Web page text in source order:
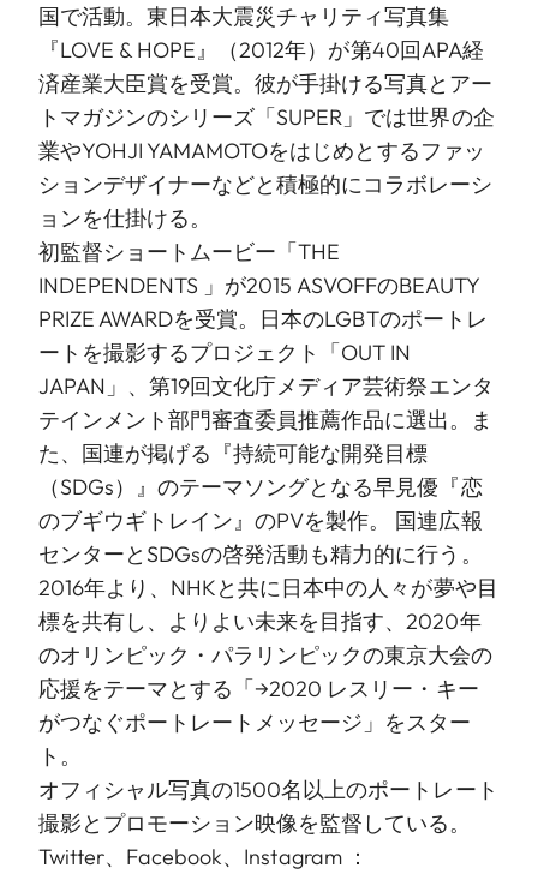
国で活動。東日本大震災チャリティ写真集
『LOVE & HOPE』（2012年）が第40回APA経
済産業大臣賞を受賞。彼が手掛ける写真とアー
トマガジンのシリーズ「SUPER」では世界の企
業やYOHJI YAMAMOTOをはじめとするファッ
ションデザイナーなどと積極的にコラボレーシ
ョンを仕掛ける。
初監督ショートムービー「THE
INDEPENDENTS 」が2015 ASVOFFのBEAUTY
PRIZE AWARDを受賞。日本のLGBTのポートレ
ートを撮影するプロジェクト「OUT IN
JAPAN」、第19回文化庁メディア芸術祭エンタ
テインメント部門審査委員推薦作品に選出。ま
た、国連が掲げる『持続可能な開発目標
（SDGs）』のテーマソングとなる早見優『恋
のブギウギトレイン』のPVを製作。 国連広報
センターとSDGsの啓発活動も精力的に行う。
2016年より、NHKと共に日本中の人々が夢や目
標を共有し、よりよい未来を目指す、2020年
のオリンピック・パラリンピックの東京大会の
応援をテーマとする「→2020 レスリー・キー
がつなぐポートレートメッセージ」をスター
ト。
オフィシャル写真の1500名以上のポートレート
撮影とプロモーション映像を監督している。
Twitter、Facebook、Instagram ：